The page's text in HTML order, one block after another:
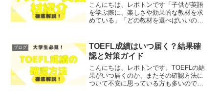
こんにちは、レポトンです「子供が英語
を学ぶ際に、楽しさや効果的な教材を求
めている」「どの教材を選べばいいのか
る英語教育の魅力を、徹底解説します！
レポトンこの記事は次のよ...
ブログ
TOEFL成績はいつ届く？結果確
認と対策ガイド
こんにちは、レポトンです。TOEFLの結
果がいつ届くのか、またその確認方法に
ついて不安に思っている方も多いのでは